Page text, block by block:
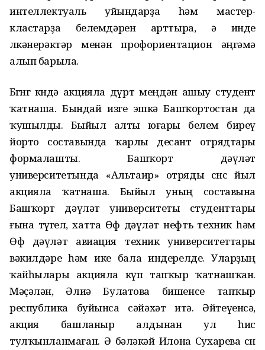
интеллектуаль уйындарҙа һәм мастер-
кластарҙа белемдәрен арттыра, ә инде
өлкәнерәктәр менән профориентацион әңгәмә
алып барыла.
Бөгөнгө көндә акцияла дүрт меңдән ашыу студент
ҡатнаша. Бындай изге эшкә Башҡортостан да
ҡушылды. Быйыл алты юғары белем биреү
йорто составында ҡарлы десант отрядтары
формалашты. Башҡорт дәүләт
университетында «Альтаир» отряды өсөнсө йыл
акцияла ҡатнаша. Быйыл уның составына
Башҡорт дәүләт университеты студенттары
ғына түгел, хатта Өфө дәүләт нефть техник һәм
Өфө дәүләт авиация техник университеттары
вәкилдәре һәм ике бала индерелде. Уларҙың
ҡайһылары акцияла күп тапҡыр ҡатнашҡан.
Мәҫәлән, Әлиә Булатова бишенсе тапҡыр
республика буйынса сәйәхәт итә. Әйтеүенсә,
акция башланыр алдынан ул һис
тулҡынланмаған. Ә бәләкәй Илона Сухарева өсөн